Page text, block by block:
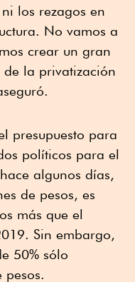
los rezagos en
No vamos a
crear un gran
la privatización
presupuesto para
políticos para el
algunos días,
de pesos, es
más que el
Sin embargo,
50% sólo